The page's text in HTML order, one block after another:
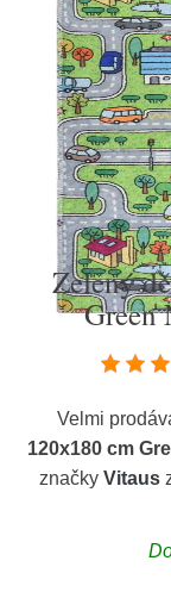
Zelený
Green
Velmi
120x180 cm
značky Vitaus